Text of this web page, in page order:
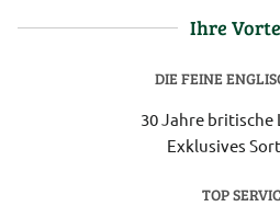
Ihre
DIE FEINE
30 Jahre britische
Exklusives
TOP